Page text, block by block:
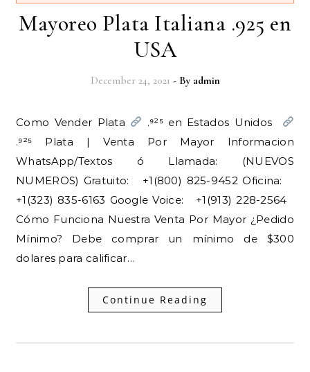
Mayoreo Plata Italiana .925 en
USA
December 24, 2021 - By admin
Como Vender Plata
.⁹²⁵ en Estados Unidos
.⁹²⁵ Plata | Venta Por Mayor Informacion
WhatsApp/Textos ó Llamada: (NUEVOS
NUMEROS) Gratuito: +1(800) 825-9452 Oficina:
+1(323) 835-6163 Google Voice: +1(913) 228-2564
Cómo Funciona Nuestra Venta Por Mayor ¿Pedido
Mínimo? Debe comprar un mínimo de $300
dolares para calificar…
Continue Reading